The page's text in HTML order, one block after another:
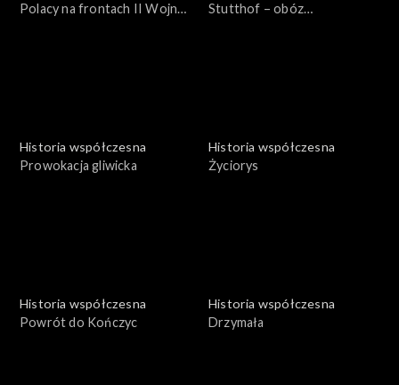
Polacy na frontach II Wojny
Stutthof – obóz
Historia współczesna
Prowokacja gliwicka
Historia współczesna
Życiorys
Historia współczesna
Powrót do Kończyc
Historia współczesna
Drzymała